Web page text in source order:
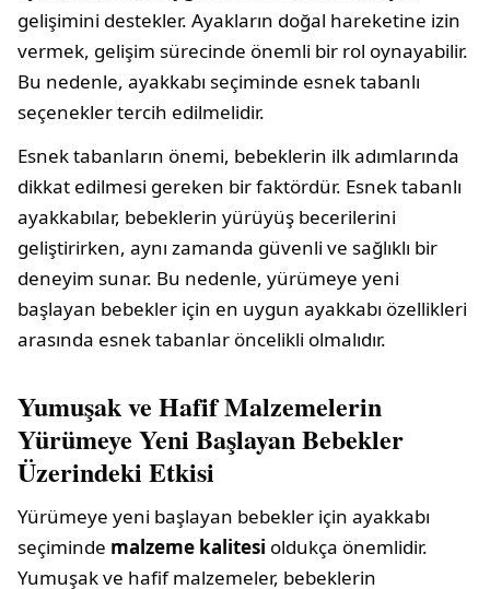
gelişimini destekler. Ayakların doğal hareketine izin
vermek, gelişim sürecinde önemli bir rol oynayabilir.
Bu nedenle, ayakkabı seçiminde esnek tabanlı
seçenekler tercih edilmelidir.
Esnek tabanların önemi, bebeklerin ilk adımlarında
dikkat edilmesi gereken bir faktördür. Esnek tabanlı
ayakkabılar, bebeklerin yürüyüş becerilerini
geliştirirken, aynı zamanda güvenli ve sağlıklı bir
deneyim sunar. Bu nedenle, yürümeye yeni
başlayan bebekler için en uygun ayakkabı özellikleri
arasında esnek tabanlar öncelikli olmalıdır.
Yumuşak ve Hafif Malzemelerin
Yürümeye Yeni Başlayan Bebekler
Üzerindeki Etkisi
Yürümeye yeni başlayan bebekler için ayakkabı
seçiminde malzeme kalitesi oldukça önemlidir.
Yumuşak ve hafif malzemeler, bebeklerin